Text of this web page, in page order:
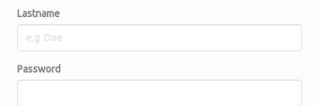
Lastname
Password